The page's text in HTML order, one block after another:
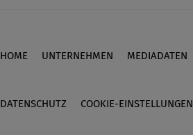
Footer
HOME UNTERNEHMEN MEDIADATEN
DATENSCHUTZ COOKIE-EINSTELLUNGEN